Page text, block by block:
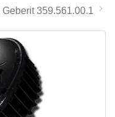
359.561.00.1